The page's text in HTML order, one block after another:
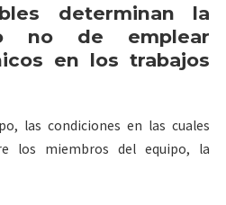
determinan la
no de emplear
en los trabajos
las condiciones en las cuales
los miembros del equipo, la